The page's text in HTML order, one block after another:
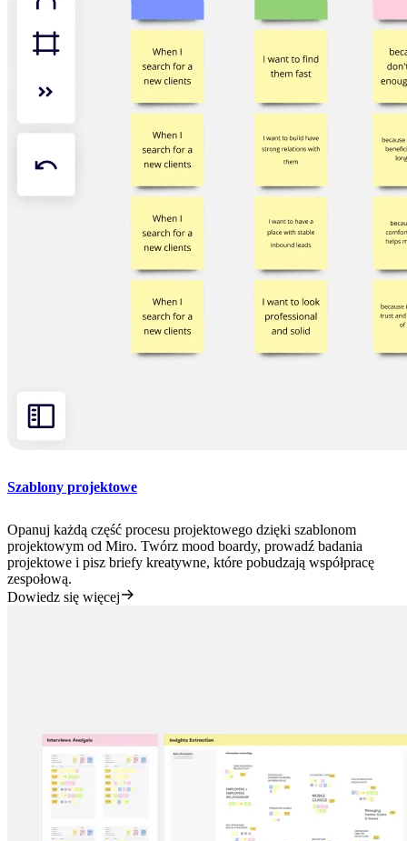
Szablony projektowe
Opanuj każdą część procesu projektowego dzięki szablonom
projektowym od Miro. Twórz mood boardy, prowadź badania
projektowe i pisz briefy kreatywne, które pobudzają współpracę
zespołową.
Dowiedz się więcej